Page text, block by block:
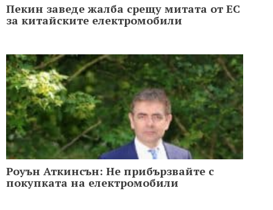
Пекин заведе жалба срещу митата от ЕС
за китайските електромобили
Роуън Аткинсън: Не прибързвайте с
покупката на електромобили